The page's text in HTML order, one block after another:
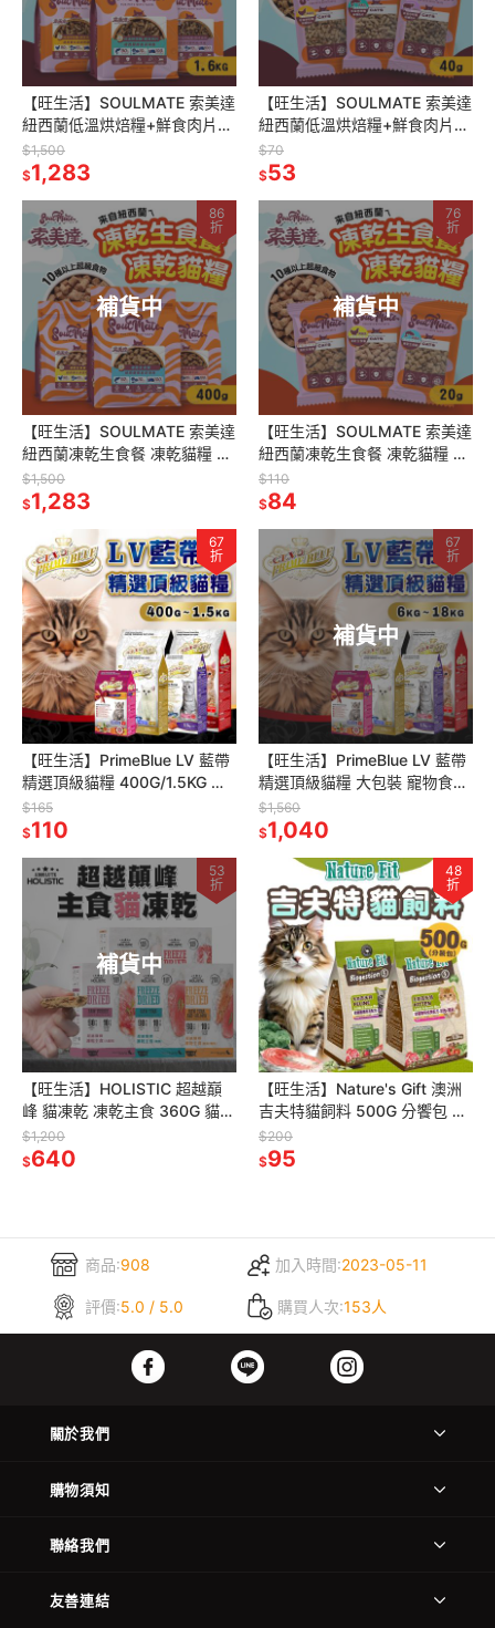
【旺生活】SOULMATE 索美達
紐西蘭低溫烘焙糧+鮮食肉片
貓糧 1.6KG 貓糧 貓飼料 貓肉片
$1,500
$1,283
【旺生活】SOULMATE 索美達
紐西蘭低溫烘焙糧+鮮食肉片
貓糧 40G 貓糧 貓飼料 貓肉片
$70
$53
補貨中
86
折
【旺生活】SOULMATE 索美達
紐西蘭凍乾生食餐 凍乾貓糧 貓
糧 400G 貓糧 貓飼料 貓肉片
$1,500
$1,283
補貨中
76
折
【旺生活】SOULMATE 索美達
紐西蘭凍乾生食餐 凍乾貓糧 貓
糧 20G 貓糧 貓飼料 貓肉片
$110
$84
67
折
【旺生活】PrimeBlue LV 藍帶
精選頂級貓糧 400G/1.5KG 寵
$165
$110
補貨中
67
折
【旺生活】PrimeBlue LV 藍帶
精選頂級貓糧 大包裝 寵物食品
貓糧 雞肉底
$1,560
$1,040
補貨中
53
折
【旺生活】HOLISTIC 超越巔
峰 貓凍乾 凍乾主食 360G 貓飼
料 貓主食凍乾 寵物零食
$1,200
$640
48
折
【旺生活】Nature's Gift 澳洲
吉夫特貓飼料 500G 分饗包 貓
飼料 吉夫特 貓糧
$200
$95
商品:908 加入時間:2023-05-11
評價:5.0 / 5.0 購買人次:153人
關於我們
購物須知
聯絡我們
友善連結